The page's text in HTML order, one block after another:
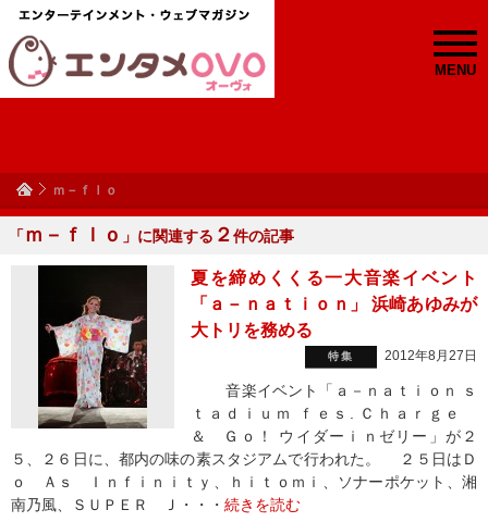
MENU
ｍ－ｆｌｏ
「ｍ－ｆｌｏ 」に関連する ２件の記事
夏を締めくくる一大音楽イベント
「ａ－ｎａｔｉｏｎ」 浜崎あゆみが
大トリを務める
特集 2012年8月27日
音楽イベント「ａ－ｎａｔｉｏｎ ｓ
ｔａｄｉｕｍ ｆｅｓ. Ｃｈａｒｇｅ
＆ Ｇｏ！ ウイダーｉｎゼリー」が２
５、２６日に、都内の味の素スタジアムで行われた。 ２５日はＤ
ｏ Ａｓ Ｉｎｆｉｎｉｔｙ、ｈｉｔｏｍｉ、ソナーポケット、湘
南乃風、ＳＵＰＥＲ Ｊ・・・ 続きを読む